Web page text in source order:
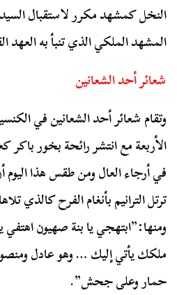
النخل كمشهد مكرر لاستقبال
المشهد الملكي الذي تنبأ به العهد
شعائر أحد الشعانين
وتقام شعائر أحد الشعانين في
الأربعة مع انتشر رائحة بخور باكر
في أرجاء العال ومن طقس هذا اليوم
ترتل الترانيم بأنغام الفرح كالذي
ومنها:”ابتهجي يا بنة صهيون اهتفي
ملكك يأتي إليك … وهو عادل
حمار وعلى جحش”.